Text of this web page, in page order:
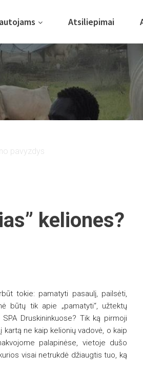
Atsiliepimai
pavyzdys
keliones?
tokie: pamatyti pasaulį, pailsėti,
būtų tik apie „pamatyti“, užtektų
Druskininkuose? Tik ką pirmoji
kartą ne kaip kelionių vadovė, o kaip
palapinėse, vietoje dušo
visai netrukdė džiaugtis tuo, ką